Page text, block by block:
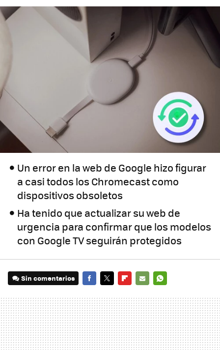
Un error en la web de Google hizo figurar
a casi todos los Chromecast como
dispositivos obsoletos
Ha tenido que actualizar su web de
urgencia para confirmar que los modelos
con Google TV seguirán protegidos
Sin comentarios
MAIL